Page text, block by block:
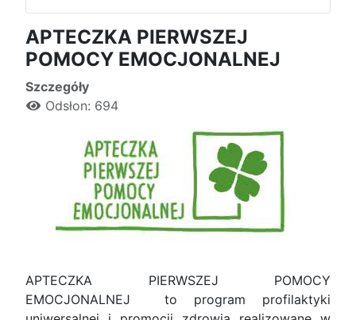
APTECZKA PIERWSZEJ
POMOCY EMOCJONALNEJ
Szczegóły
Odsłon: 694
APTECZKA PIERWSZEJ POMOCY
EMOCJONALNEJ to program profilaktyki